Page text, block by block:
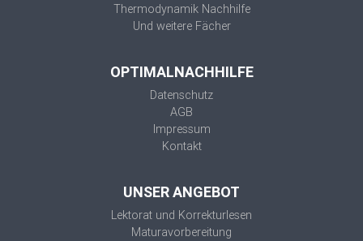
Thermodynamik Nachhilfe
Und weitere Fächer
OPTIMALNACHHILFE
Datenschutz
AGB
Impressum
Kontakt
UNSER ANGEBOT
Lektorat und Korrekturlesen
Maturavorbereitung